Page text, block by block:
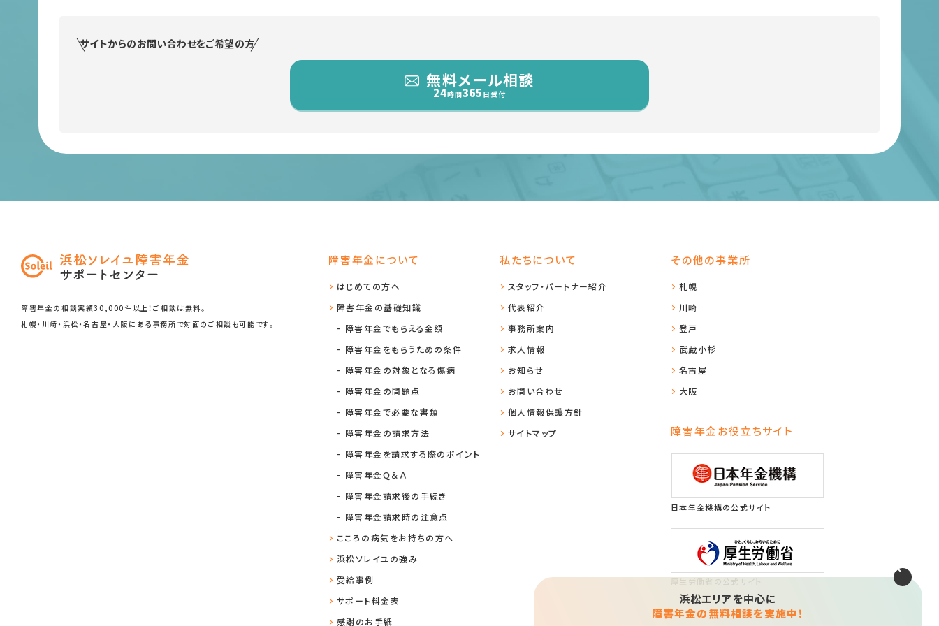
サイトからのお問い合わせをご希望の方
無料メール相談
24時間365 日受付
障害年金の相談実績30,000件以上！ご相談は無料。
札幌・川崎・浜松・名古屋・大阪にある事務所で対面のご相談も可能です。
障害年金について
はじめての方へ
障害年金の基礎知識
障害年金でもらえる金額
障害年金をもらうための条件
障害年金の対象となる傷病
障害年金の問題点
障害年金で必要な書類
障害年金の請求方法
障害年金を請求する際のポイント
障害年金Ｑ＆Ａ
障害年金請求後の手続き
障害年金請求時の注意点
こころの病気をお持ちの方へ
浜松ソレイユの強み
受給事例
サポート料金表
感謝のお手紙
私たちについて
スタッフ・パートナー紹介
代表紹介
事務所案内
求人情報
お知らせ
お問い合わせ
個人情報保護方針
サイトマップ
その他の事業所
札幌
川崎
登戸
武蔵小杉
名古屋
大阪
障害年金お役立ちサイト
日本年金機構の公式サイト
浜松エリアを中心に
障害年金の無料相談を実施中！